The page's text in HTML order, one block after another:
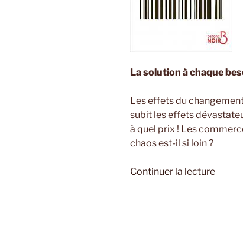
La solution à chaque
Les effets du
subit les effets
à quel prix ! Les
chaos est-il si loin ?
Continuer la lecturede